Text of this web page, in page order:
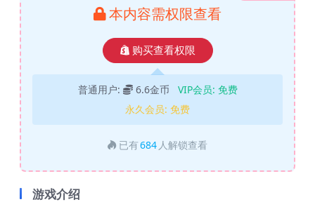
本内容需权限查看
购买查看权限
普通用户: 6.6金币 VIP会员: 免费
永久会员: 免费
已有684 人解锁查看
游戏介绍